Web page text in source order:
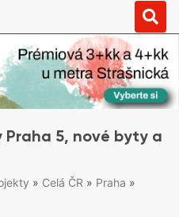
Praha 5, nové byty a
» Celá ČR » Praha »